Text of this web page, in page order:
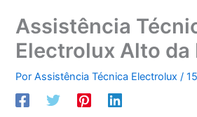
Assistência
Electrolux Alto da
PorAssistência Técnica Electrolux/